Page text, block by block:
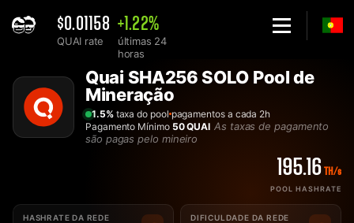
$0.01158
QUAI rate
+1.22%
últimas 24
horas
Solo Pool de Quai SHA256 QUAISHA - 2Miners
Quai SHA256 SOLO Pool de
Mineração
1.5%taxa do pool pagamentos a cada 2h
Pagamento Mínimo 50 QUAI As taxas de pagamento
são pagas pelo mineiro
195.16 TH/s
POOL HASHRATE
HASHRATE DA REDE DIFICULDADE DA REDE